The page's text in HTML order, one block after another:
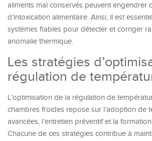
aliments mal conservés peuvent engendrer
d’intoxication alimentaire. Ainsi, il est
systèmes fiables pour détecter et corriger
anomalie thermique.
Les stratégies
régulation de
L’optimisation de la régulation de
chambres froides repose sur l’adoption de
avancées, l’entretien préventif et la
Chacune de ces stratégies contribue à